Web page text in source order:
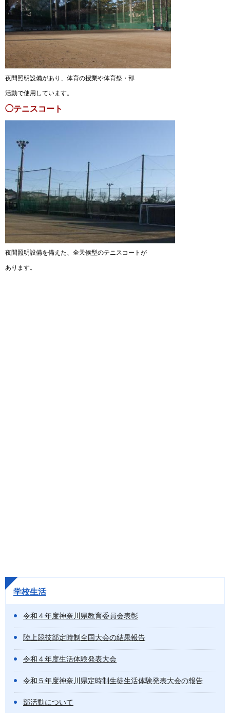
夜間照明設備があり、体育の授業や体育祭・部
活動で使用しています。
◯テニスコート
夜間照明設備を備えた、全天候型のテニスコートが
あります。
学校生活
令和４年度神奈川県教育委員会表彰
陸上競技部定時制全国大会の結果報告
令和４年度生活体験発表大会
令和５年度神奈川県定時制生徒生活体験発表大会の報告
部活動について